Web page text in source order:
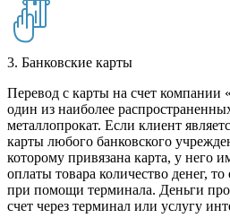
3. Банковские карты
Перевод с карты на счет компании
один из наиболее
металлопрокат. Если клиент
карты любого банковского
которому привязана карта, у него
оплаты товара количество денег,
при помощи терминала. Деньги
счет через терминал или услугу